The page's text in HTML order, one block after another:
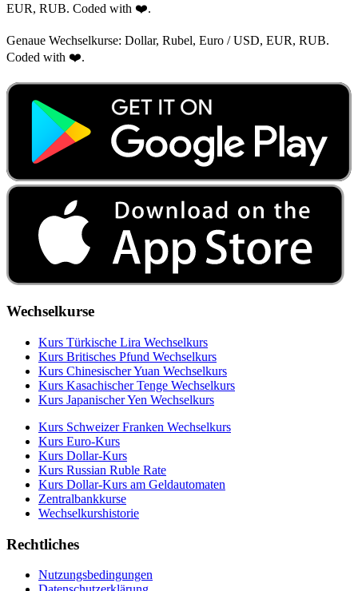
EUR, RUB. Coded with ❤️.
Genaue Wechselkurse: Dollar, Rubel, Euro / USD, EUR, RUB.
Coded with ❤️.
Wechselkurse
Kurs Türkische Lira Wechselkurs
Kurs Britisches Pfund Wechselkurs
Kurs Chinesischer Yuan Wechselkurs
Kurs Kasachischer Tenge Wechselkurs
Kurs Japanischer Yen Wechselkurs
Kurs Schweizer Franken Wechselkurs
Kurs Euro-Kurs
Kurs Dollar-Kurs
Kurs Russian Ruble Rate
Kurs Dollar-Kurs am Geldautomaten
Zentralbankkurse
Wechselkurshistorie
Rechtliches
Nutzungsbedingungen